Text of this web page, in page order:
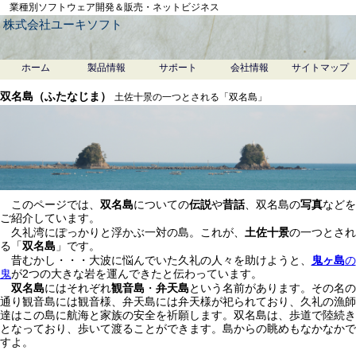
業種別ソフトウェア開発＆販売・ネットビジネス
株式会社ユーキソフト
ホーム 製品情報 サポート 会社情報 サイトマップ
双名島（ふたなじま） 土佐十景の一つとされる「双名島」
このページでは、 双名島についての伝説や昔話、双名島の写真などを
ご紹介しています。
久礼湾にぽっかりと浮かぶ一対の島。これが、 土佐十景の一つとされ
る「 双名島 」です。
昔むかし・・・大波に悩んでいた久礼の人々を助けようと、
鬼ヶ島の
鬼が2つの大きな岩を運んできたと伝わっています。
双名島にはそれぞれ観音島 ・ 弁天島 という名前があります。その名の
通り観音島には観音様、弁天島には弁天様が祀られており、久礼の漁師
達はこの島に航海と家族の安全を祈願します。双名島は、歩道で陸続き
となっており、歩いて渡ることができます。島からの眺めもなかなかで
すよ。